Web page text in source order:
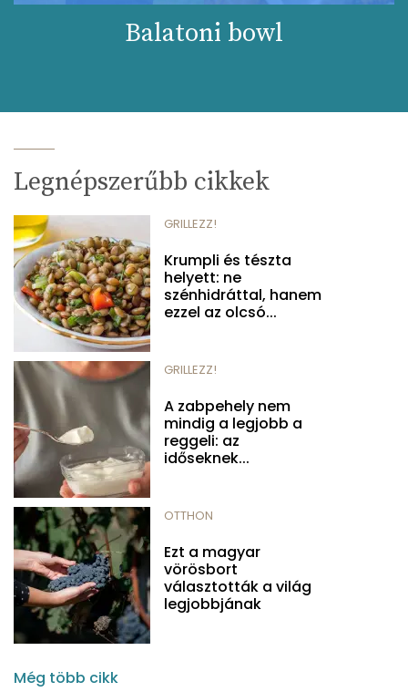
Balatoni bowl
Legnépszerűbb cikkek
GRILLEZZ!
Krumpli és tészta
helyett: ne
szénhidráttal, hanem
ezzel az olcsó...
GRILLEZZ!
A zabpehely nem
mindig a legjobb a
reggeli: az
időseknek...
OTTHON
Ezt a magyar
vörösbort
választották a világ
legjobbjának
Még több cikk